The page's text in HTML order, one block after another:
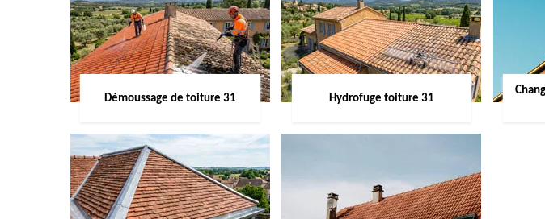
Démoussage de toiture 31 Hydrofuge toiture 31